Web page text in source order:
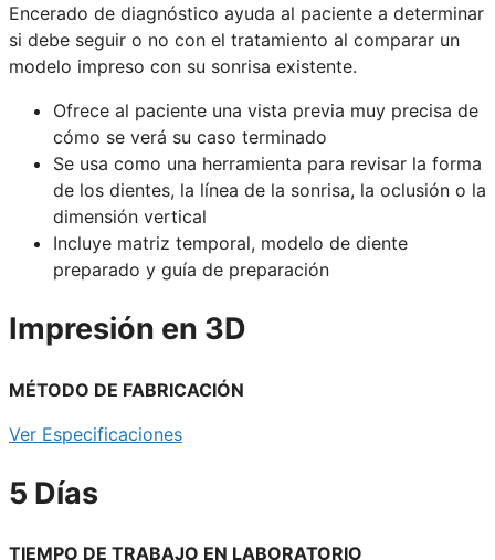
Encerado de diagnóstico ayuda al paciente a determinar
si debe seguir o no con el tratamiento al comparar un
modelo impreso con su sonrisa existente.
Ofrece al paciente una vista previa muy precisa de
cómo se verá su caso terminado
Se usa como una herramienta para revisar la forma
de los dientes, la línea de la sonrisa, la oclusión o la
dimensión vertical
Incluye matriz temporal, modelo de diente
preparado y guía de preparación
Impresión en 3D
MÉTODO DE FABRICACIÓN
Ver Especificaciones
5 Días
TIEMPO DE TRABAJO EN LABORATORIO